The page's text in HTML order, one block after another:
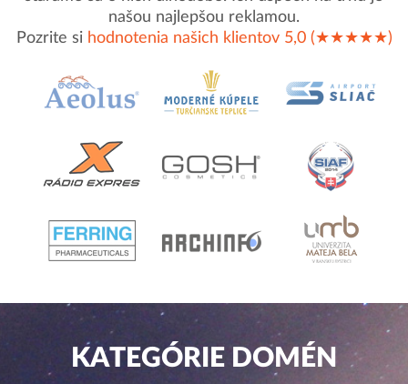
našou najlepšou reklamou.
Pozrite si hodnotenia našich klientov 5,0 (★★★★★)
KATEGÓRIE DOMÉN